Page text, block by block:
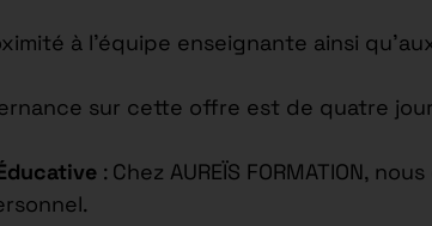
à l’équipe enseignante ainsi
sur cette offre est de quatre
: Chez AUREÏS FORMATION,